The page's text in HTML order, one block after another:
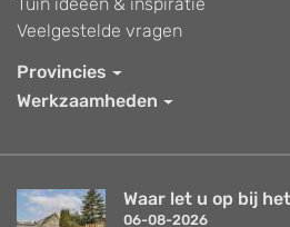
Veelgestelde vragen
Provincies
Werkzaamheden
Waar let u op bij
06-08-2026